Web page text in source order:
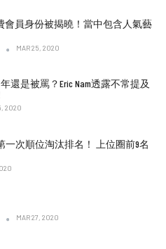
會員身份被揭曉！當中包含人氣藝
MAR 25, 2020
還是被罵？Eric Nam透露不常提及
2020
一次順位淘汰排名！ 上位圈前9名
MAR 27, 2020